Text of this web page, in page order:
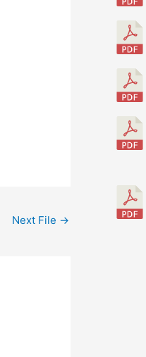
Next File →